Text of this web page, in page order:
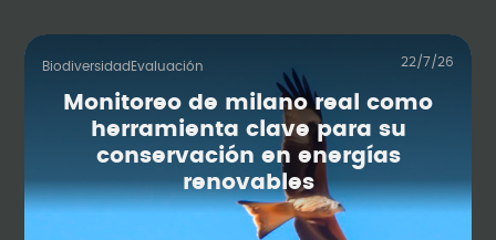
Biodiversidad Evaluación 22/7/26
Monitoreo de milano real como
herramienta clave para su
conservación en energías
renovables